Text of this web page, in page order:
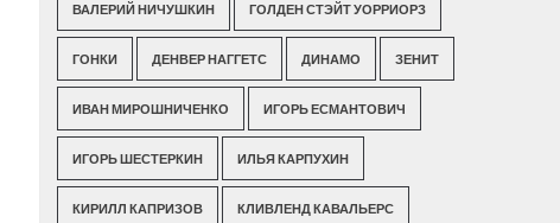
ВАЛЕРИЙ НИЧУШКИН ГОЛДЕН СТЭЙТ УОРРИОРЗ
ГОНКИ ДЕНВЕР НАГГЕТС ДИНАМО ЗЕНИТ
ИВАН МИРОШНИЧЕНКО ИГОРЬ ЕСМАНТОВИЧ
ИГОРЬ ШЕСТЕРКИН ИЛЬЯ КАРПУХИН
КИРИЛЛ КАПРИЗОВ КЛИВЛЕНД КАВАЛЬЕРС